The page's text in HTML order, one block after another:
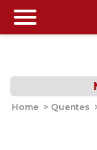
Home > Quentes